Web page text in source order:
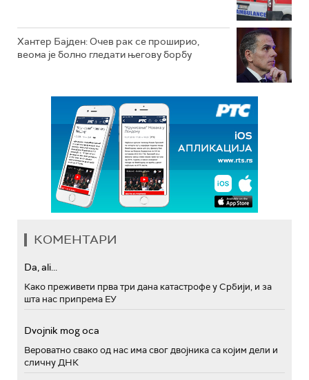
Хантер Бајден: Очев рак се проширио,
веома је болно гледати његову борбу
КОМЕНТАРИ
Da, ali...
Како преживети прва три дана катастрофе у Србији, и за
шта нас припрема ЕУ
Dvojnik mog oca
Вероватно свако од нас има свог двојника са којим дели и
сличну ДНК